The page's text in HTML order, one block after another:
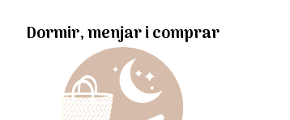
Dormir, menjar i comprar